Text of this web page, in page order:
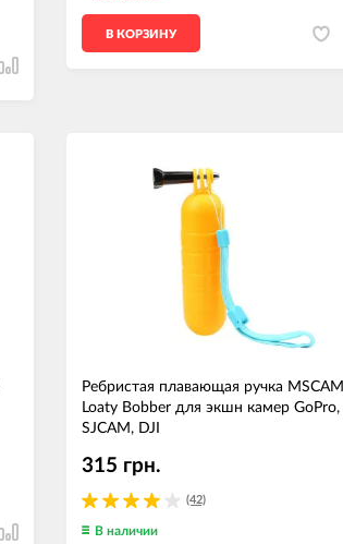
В КОРЗИНУ
Ребристая плавающая ручка MSCAM
Loaty Bobber для экшн камер GoPro,
SJCAM, DJI
(42)
315 грн.
В наличии